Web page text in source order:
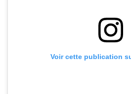
Voir cette publication